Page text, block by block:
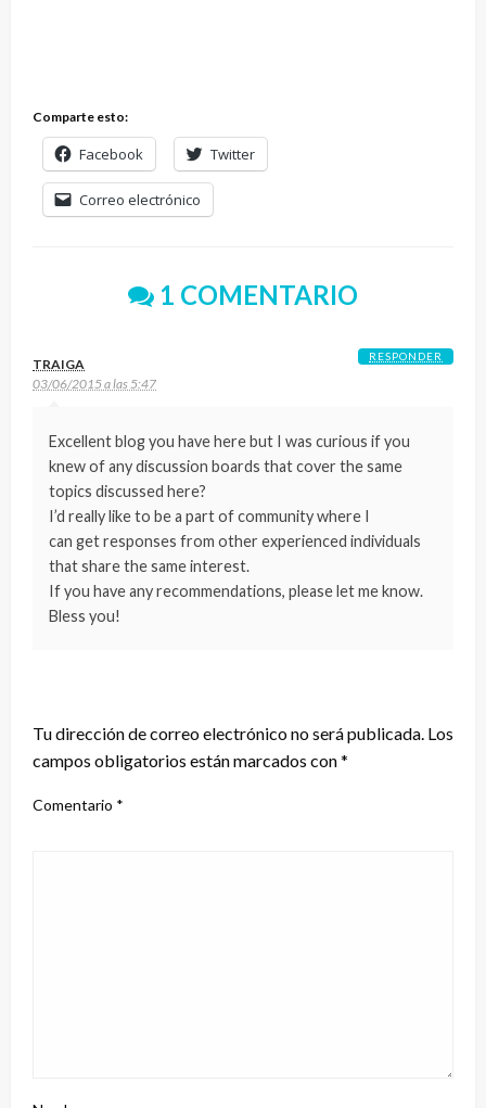
Comparte esto:
Facebook Twitter
Correo electrónico
1 COMENTARIO
TRAIGA
03/06/2015 a las 5:47
Excellent blog you have here but I was curious if you
knew of any discussion boards that cover the same
topics discussed here?
I’d really like to be a part of community where I
can get responses from other experienced individuals
that share the same interest.
If you have any recommendations, please let me know.
Bless you!
RESPONDER
Tu dirección de correo electrónico no será publicada. Los
campos obligatorios están marcados con*
Comentario *